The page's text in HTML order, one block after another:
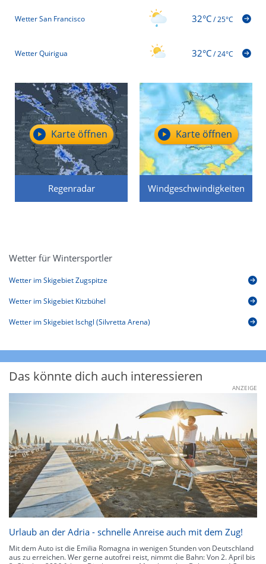
Wetter San Francisco 32°C/25°C
Wetter Quirigua 32°C/24°C
Regenradar
Karte öffnen
Windgeschwindigkeiten
Karte öffnen
Wetter für Wintersportler
Wetter im Skigebiet Zugspitze
Wetter im Skigebiet Kitzbühel
Wetter im Skigebiet Ischgl (Silvretta Arena)
Das könnte dich auch interessieren
ANZEIGE
Urlaub an der Adria - schnelle Anreise auch mit dem Zug!
Mit dem Auto ist die Emilia Romagna in wenigen Stunden von Deutschland
aus zu erreichen. Wer gerne autofrei reist, nimmt die Bahn: Von 2. April bis